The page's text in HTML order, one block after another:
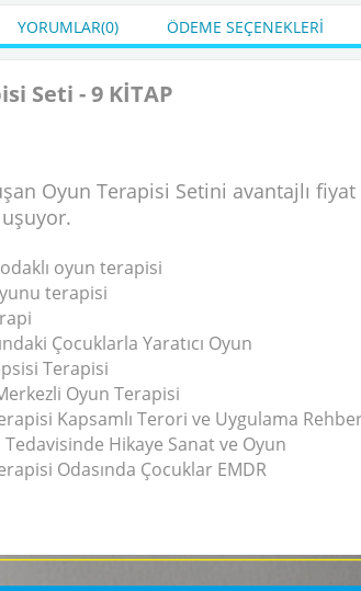
YORUMLAR(0) ÖDEME SEÇENEKLERI
Seti - 9 KİTAP
Oyun Terapisi Setini avantajlı
oyun terapisi
terapisi
Çocuklarla Yaratıcı Oyun
Terapisi
Oyun Terapisi
Kapsamlı Terori ve Uygulama
Tedavisinde Hikaye Sanat ve Oyun
Odasında Çocuklar EMDR